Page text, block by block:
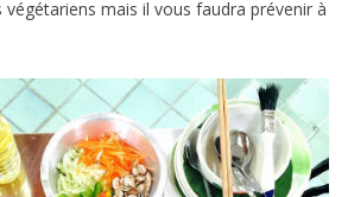
végétariens mais il vous faudra prévenir à